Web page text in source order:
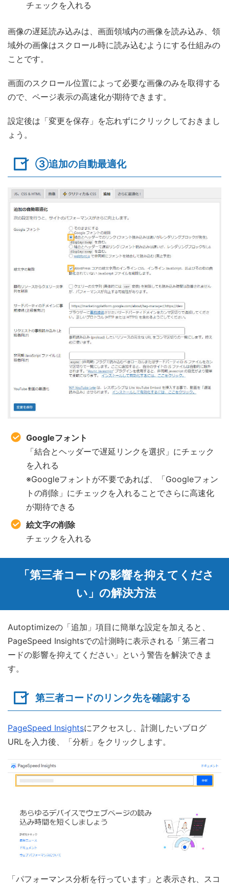
チェックを入れる
画像の遅延読み込みは、画面領域内の画像を読み込み、領
域外の画像はスクロール時に読み込むようにする仕組みの
ことです。
画面のスクロール位置によって必要な画像のみを取得する
ので、ページ表示の高速化が期待できます。
設定後は「変更を保存」を忘れずにクリックしておきまし
ょう。
③追加の自動最適化
Googleフォント
「結合とヘッダーで遅延リンクを選択」にチェック
を入れる
※Googleフォントが不要であれば、「Googleフォン
トの削除」にチェックを入れることでさらに高速化
が期待できる
絵文字の削除
チェックを入れる
「第三者コードの影響を抑えてくださ
い」の解決方法
Autoptimizeの「追加」項目に簡単な設定を加えると、
PageSpeed Insightsでの計測時に表示される「第三者コ
ードの影響を抑えてください」という警告を解決できま
す。
第三者コードのリンク先を確認する
PageSpeed Insightsにアクセスし、計測したいブログ
URLを入力後、「分析」をクリックします。
「パフォーマンス分析を行っています」と表示され、スコ